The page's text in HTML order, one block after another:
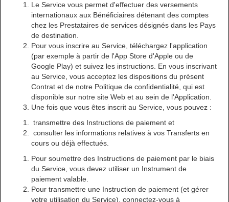
Le Service vous permet d'effectuer des versements
internationaux aux Bénéficiaires détenant des comptes
chez les Prestataires de services désignés dans les Pays
de destination.
Pour vous inscrire au Service, téléchargez l'application
(par exemple à partir de l'App Store d'Apple ou de
Google Play) et suivez les instructions. En vous inscrivant
au Service, vous acceptez les dispositions du présent
Contrat et de notre Politique de confidentialité, qui est
disponible sur notre site Web et au sein de l'Application.
Une fois que vous êtes inscrit au Service, vous pouvez :
transmettre des Instructions de paiement et
consulter les informations relatives à vos Transferts en
cours ou déjà effectués.
Pour soumettre des Instructions de paiement par le biais
du Service, vous devez utiliser un Instrument de
paiement valable.
Pour transmettre une Instruction de paiement (et gérer
votre utilisation du Service), connectez-vous à